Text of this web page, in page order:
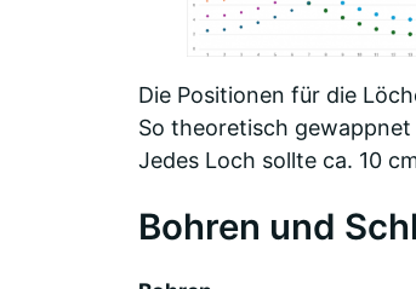
Die Positionen für die
So theoretisch
Jedes Loch sollte ca. 10
Bohren und